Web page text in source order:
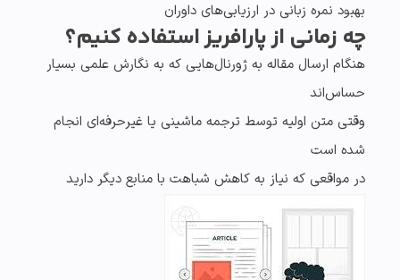
بهبود نمره زبانی در ارزیابی‌های داوران
چه زمانی از پارافریز استفاده کنیم؟
هنگام ارسال مقاله به ژورنال‌هایی که به نگارش علمی بسیار
حساس‌اند
وقتی متن اولیه توسط ترجمه ماشینی یا غیرحرفه‌ای انجام
شده است
در مواقعی که نیاز به کاهش شباهت با منابع دیگر دارید